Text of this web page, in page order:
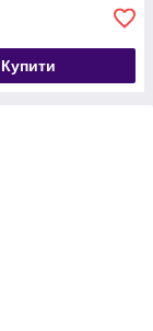
Купити